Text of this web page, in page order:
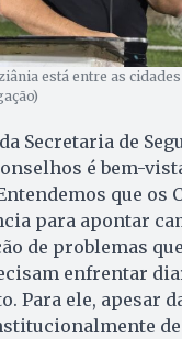
está entre as
Secretaria de
é bem-
que os
para apontar
de problemas
enfrentar
Para ele, apesar
de